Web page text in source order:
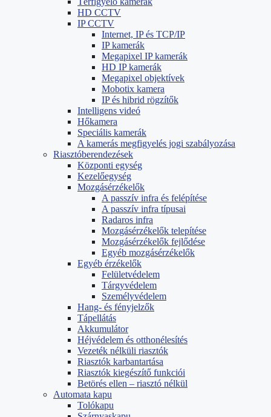
HD CCTV
IP CCTV
Internet, IP és TCP/IP
IP kamerák
Megapixel IP kamerák
HD IP kamerák
Megapixel objektívek
Mobotix kamera
IP és hibrid rögzítők
Intelligens videó
Hőkamera
Speciális kamerák
A kamerás megfigyelés jogi szabályozása
Riasztóberendezések
Központi egység
Kezelőegység
Mozgásérzékelők
A passzív infra és felépítése
A passzív infra típusai
Radaros infra
Mozgásérzékelők telepítése
Mozgásérzékelők fejlődése
Egyéb mozgásérzékelők
Egyéb érzékelők
Felületvédelem
Tárgyvédelem
Személyvédelem
Hang- és fényjelzők
Tápellátás
Akkumulátor
Héjvédelem és otthonélesítés
Vezeték nélküli riasztók
Riasztók karbantartása
Riasztók kiegészítő funkciói
Betörés ellen – riasztó nélkül
Automata kapu
Tolókapu